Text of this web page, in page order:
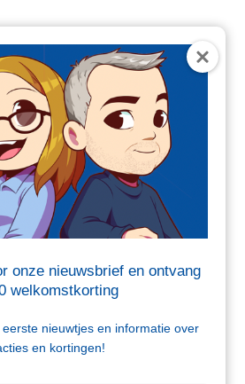
van
en opvullen
en magazijn
etiketten
onze nieuwsbrief en ontvang
welkomstkorting
nieuwtjes en informatie over
en kortingen!